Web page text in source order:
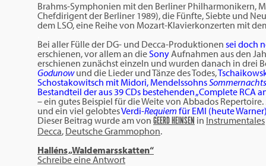
Brahms-Symphonien mit den Berliner Philharmonikern,
Chefdirigent der Berliner 1989), die Fünfte, Siebte und
dem LSO, eine Reihe von Mozart-Klavierkonzerten mit
Bei aller Fülle der DG- und Decca-Produktionen sei doch
erschienen, vor allem an dieSonyAufnahmen aus den
erschienen zunächst einzeln und wurden danach in drei
Godunowund die Lieder und Tänze des Todes,
Schostakowitsch mit Midori, Mendelssohns
Bestandteil der aus 39 CDs bestehenden „Complete
– ein gutes Beispiel für die Weite von Abbados
und ein viel gelobtesVerdi-Requiem für EMI (heute
Dieser Beitrag wurde amvon GEERD HEINSEN in Instrumentales
Decca, Deutsche Grammophon.
Halléns „Waldemarsskatten“
Schreibe eine Antwort